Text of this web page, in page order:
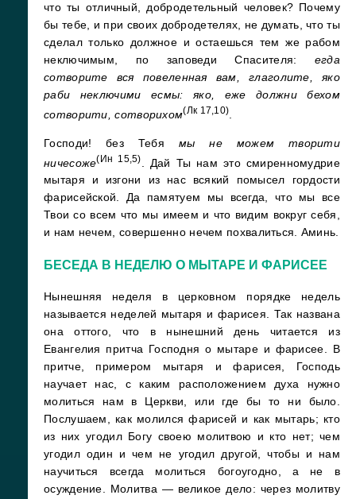
что ты отличный, добродетельный человек? Почему
бы тебе, и при своих добродетелях, не думать, что ты
сделал только должное и остаешься тем же рабом
неключимым, по заповеди Спасителя: егда
сотворите вся повеленная вам, глаголите, яко
раби неключими есмы: яко, еже должни бехом
сотворити, сотворихом(Лк 17,10)
Господи! без Тебя мы не можем творити
ничесоже(Ин 15,5)
. Дай Ты нам это смиренномудрие
мытаря и изгони из нас всякий помысел гордости
фарисейской. Да памятуем мы всегда, что мы все
Твои со всем что мы имеем и что видим вокруг себя,
и нам нечем, совершенно нечем похвалиться. Аминь.
БЕСЕДА В НЕДЕЛЮ О МЫТАРЕ И ФАРИСЕЕ
Нынешняя неделя в церковном порядке недель
называется неделей мытаря и фарисея. Так названа
она оттого, что в нынешний день читается из
Евангелия притча Господня о мытаре и фарисее. В
притче, примером мытаря и фарисея, Господь
научает нас, с каким расположением духа нужно
молиться нам в Церкви, или где бы то ни было.
Послушаем, как молился фарисей и как мытарь; кто
из них угодил Богу своею молитвою и кто нет; чем
угодил один и чем не угодил другой, чтобы и нам
научиться всегда молиться богоугодно, а не в
осуждение. Молитва — великое дело: через молитву